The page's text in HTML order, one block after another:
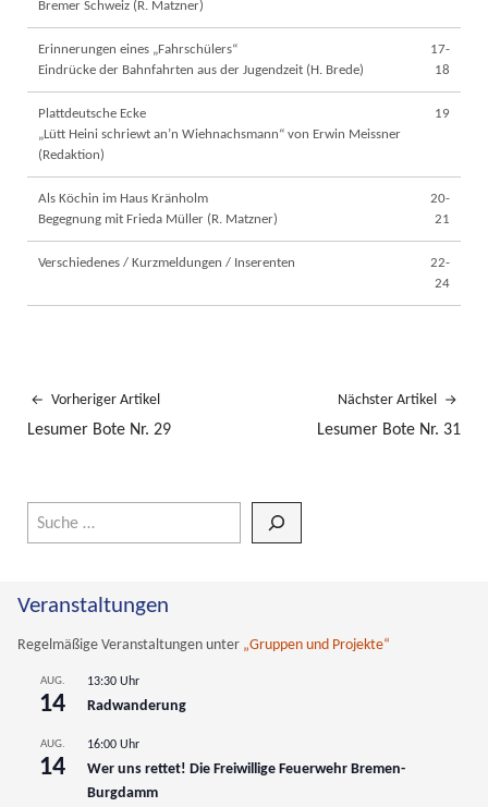
Bremer Schweiz (R. Matzner)
Erinnerungen eines „Fahrschülers“
Eindrücke der Bahnfahrten aus der Jugendzeit (H. Brede)
17-
18
Plattdeutsche Ecke
„Lütt Heini schriewt an’n Wiehnachsmann“ von Erwin Meissner
(Redaktion)
19
Als Köchin im Haus Kränholm
Begegnung mit Frieda Müller (R. Matzner)
20-
21
Verschiedenes / Kurzmeldungen / Inserenten
22-
24
Vorheriger Artikel
Lesumer Bote Nr. 29
Nächster Artikel
Lesumer Bote Nr. 31
Veranstaltungen
Regelmäßige Veranstaltungen unter „Gruppen und Projekte“
AUG.
14
13:30 Uhr
Radwanderung
AUG.
14
16:00 Uhr
Wer uns rettet! Die Freiwillige Feuerwehr Bremen-
Burgdamm